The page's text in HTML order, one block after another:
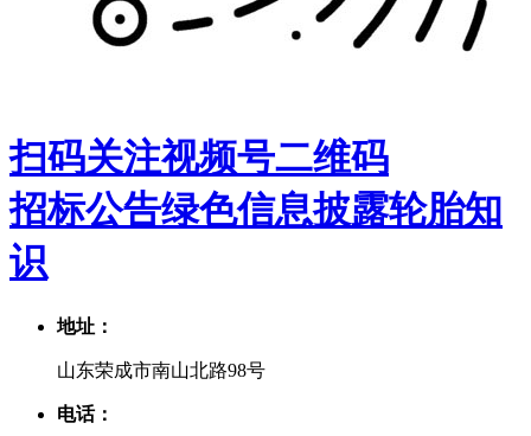
扫码关注视频号二维码
招标公告绿色信息披露轮胎知
识
地址：
山东荣成市南山北路98号
电话：